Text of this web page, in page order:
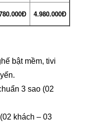
4.980.000Đ
bật mềm, tivi
3 sao (02
khách – 03